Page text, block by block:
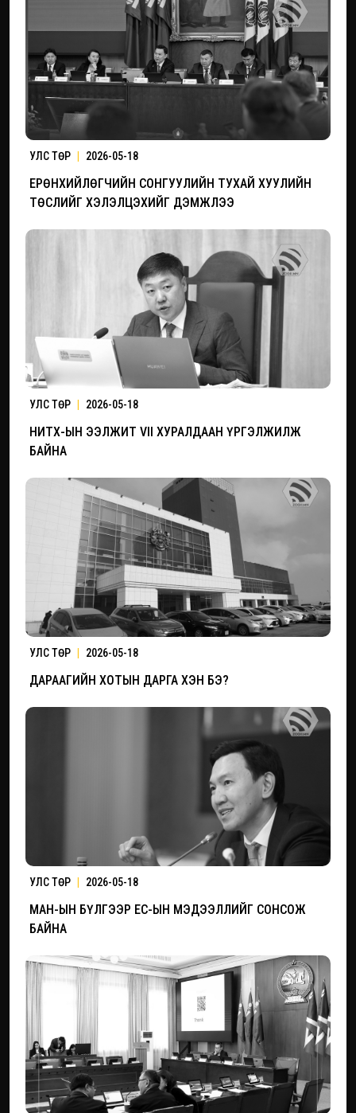
УЛС ТӨР 2026-05-18
ЕРӨНХИЙЛӨГЧИЙН СОНГУУЛИЙН ТУХАЙ ХУУЛИЙН
ТӨСЛИЙГ ХЭЛЭЛЦЭХИЙГ ДЭМЖЛЭЭ
УЛС ТӨР 2026-05-18
НИТХ-ЫН ЭЭЛЖИТ VII ХУРАЛДААН ҮРГЭЛЖИЛЖ
БАЙНА
УЛС ТӨР 2026-05-18
ДАРААГИЙН ХОТЫН ДАРГА ХЭН БЭ?
УЛС ТӨР 2026-05-18
МАН-ЫН БҮЛГЭЭР ЕС-ЫН МЭДЭЭЛЛИЙГ СОНСОЖ
БАЙНА